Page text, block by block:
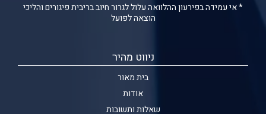
* אי עמידה בפירעון ההלוואה עלול לגרור חיוב בריבית פיגורים והליכי
הוצאה לפועל
ניווט מהיר
בית מאור
אודות
שאלות ותשובות